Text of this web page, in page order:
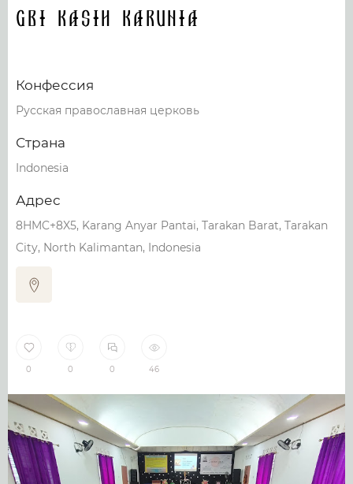
GBI Kasih Karunia
Конфессия
Русская православная церковь
Страна
Indonesia
Адрес
8HMC+8X5, Karang Anyar Pantai, Tarakan Barat, Tarakan
City, North Kalimantan, Indonesia
0 0 0 46